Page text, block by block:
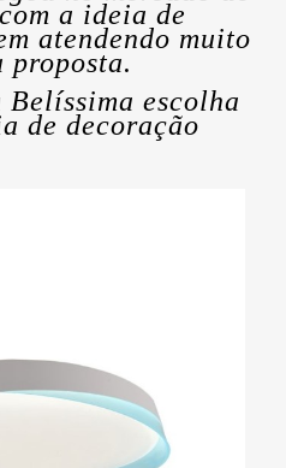
a ideia de
atendendo muito
proposta.
Belíssima escolha
de decoração